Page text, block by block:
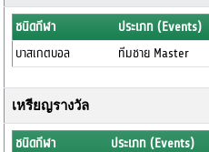
ชนิดกีฬา
ประเภท (Events)
บาสเกตบอล
ทีมชาย Master
เหรียญรางวัล
ชนิดกีฬา ประเภท (Events)